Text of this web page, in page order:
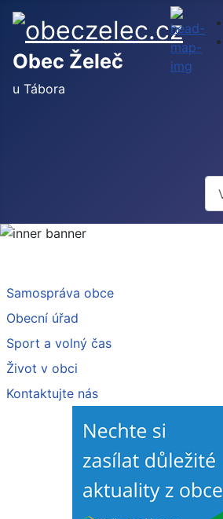
Obec Želeč
u Tábora
Samospráva obce
Obecní úřad
Sport a volný čas
Život v obci
Kontaktujte nás